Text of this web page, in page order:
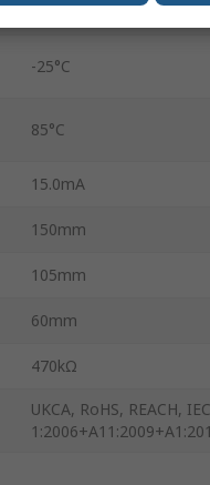
3mH
-25°C
85°C
15.0mA
150mm
105mm
60mm
470kΩ
UKCA, RoHS, REACH,